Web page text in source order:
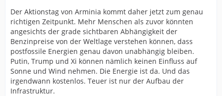
Der Aktionstag von Arminia kommt daher jetzt zum genau
richtigen Zeitpunkt. Mehr Menschen als zuvor könnten
angesichts der grade sichtbaren Abhängigkeit der
Benzinpreise von der Weltlage verstehen können, dass
postfossile Energien genau davon unabhängig bleiben.
Putin, Trump und Xi können nämlich keinen Einfluss auf
Sonne und Wind nehmen. Die Energie ist da. Und das
irgendwann kostenlos. Teuer ist nur der Aufbau der
Infrastruktur.